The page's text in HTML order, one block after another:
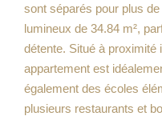
sont séparés pour plus
lumineux de 34.84 m²,
détente. Situé à
appartement est
également des écoles
plusieurs restaurants et